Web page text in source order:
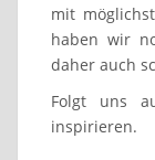
mit
haben wir
daher auch
Folgt uns
inspirieren.